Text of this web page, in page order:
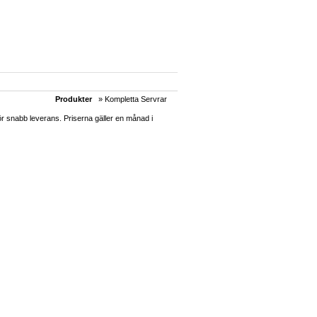
Produkter» Kompletta Servrar
snabb leverans. Priserna gäller en månad i